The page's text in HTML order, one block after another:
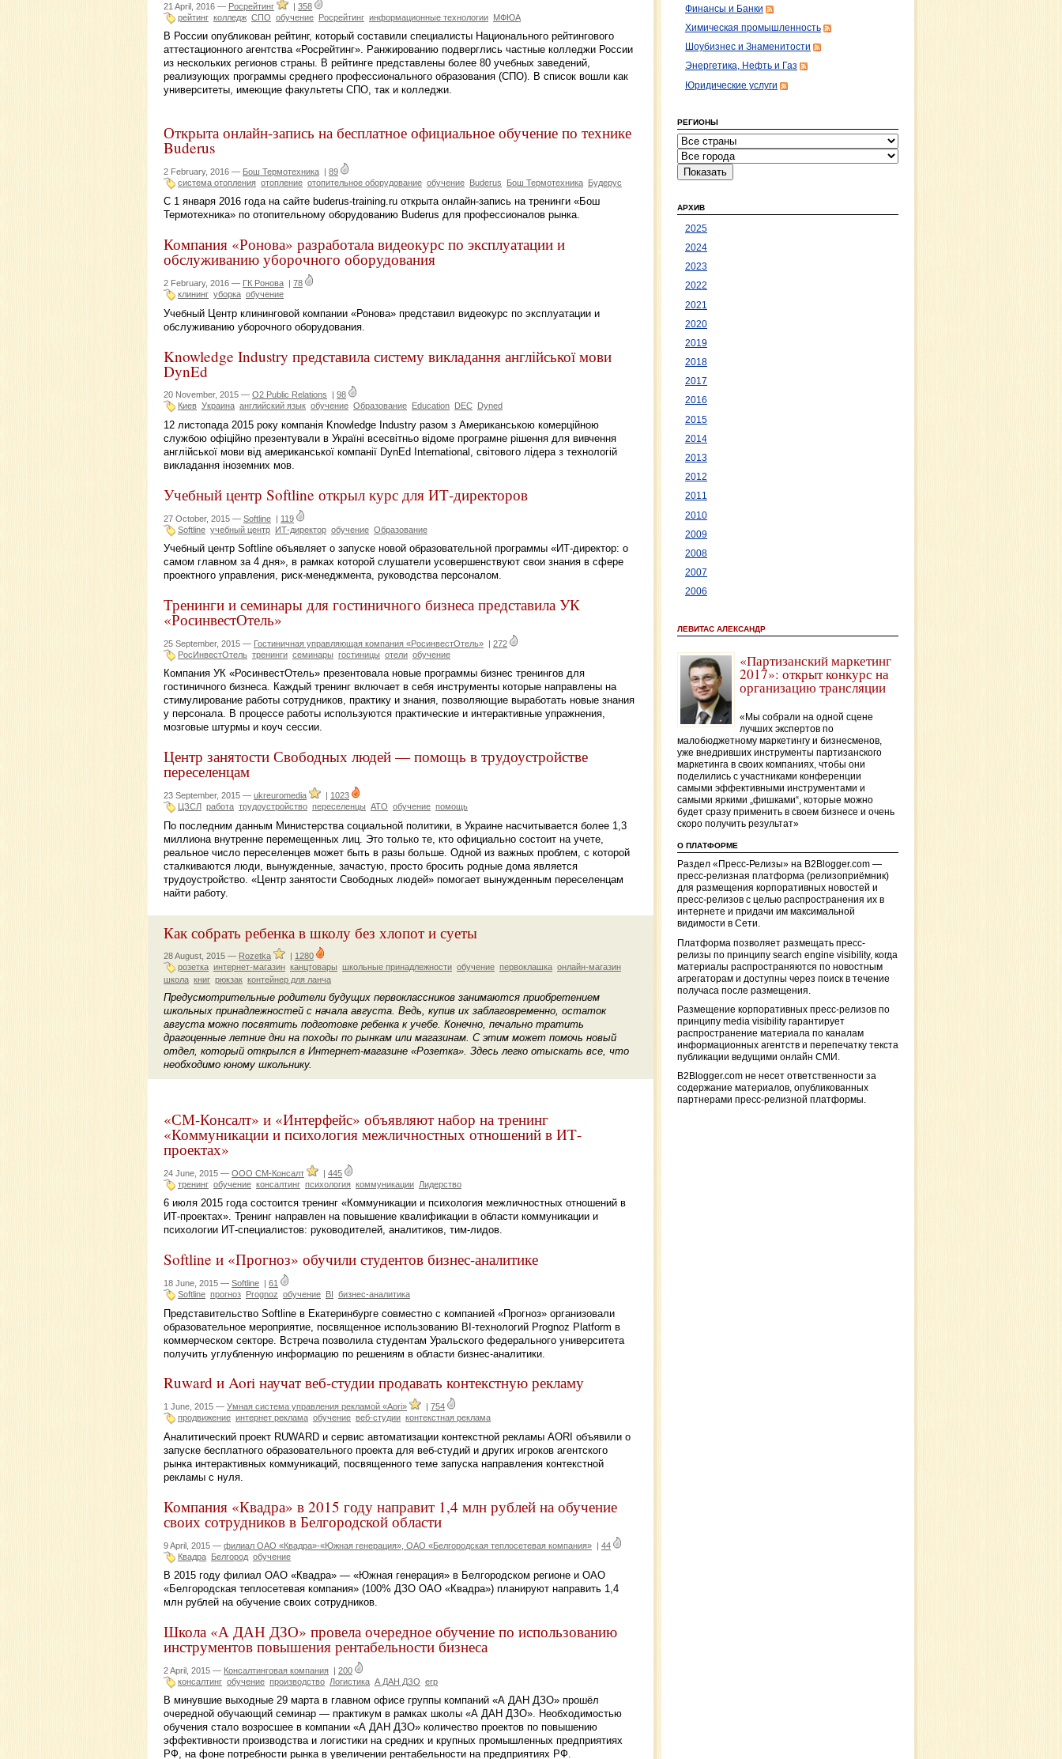
21 April, 2016 — Росрейтинг | 358
рейтинг колледж СПО обучение Росрейтинг информационные технологии МФЮА
В России опубликован рейтинг, который составили специалисты Национального рейтингового
аттестационного агентства «Росрейтинг». Ранжированию подверглись частные колледжи России
из нескольких регионов страны. В рейтинге представлены более 80 учебных заведений,
реализующих программы среднего профессионального образования (СПО). В список вошли как
университеты, имеющие факультеты СПО, так и колледжи.
Открыта онлайн-запись на бесплатное официальное обучение по технике
Buderus
2 February, 2016 — Бош Термотехника | 89
система отопления отопление отопительное оборудование обучение Buderus Бош Термотехника Будерус
С 1 января 2016 года на сайте buderus-training.ru открыта онлайн-запись на тренинги «Бош
Термотехника» по отопительному оборудованию Buderus для профессионалов рынка.
Компания «Ронова» разработала видеокурс по эксплуатации и
обслуживанию уборочного оборудования
2 February, 2016 — ГК Ронова | 78
клининг уборка обучение
Учебный Центр клининговой компании «Ронова» представил видеокурс по эксплуатации и
обслуживанию уборочного оборудования.
Knowledge Industry представила систему викладання англійської мови
DynEd
20 November, 2015 — O2 Public Relations
98
Киев Украина английский язык обучение Образование Education DEC Dyned
12 листопада 2015 року компанія Knowledge Industry разом з Американською комерційною
службою офіційно презентували в Україні всесвітньо відоме програмне рішення для вивчення
англійської мови від американської компанії DynEd International, світового лідера з технологій
викладання іноземних мов.
Учебный центр Softline открыл курс для ИТ-директоров
27 October, 2015 — Softline | 119
Softline учебный центр ИТ-директор обучение Образование
Учебный центр Softline объявляет о запуске новой образовательной программы «ИТ-директор: о
самом главном за 4 дня», в рамках которой слушатели усовершенствуют свои знания в сфере
проектного управления, риск-менеджмента, руководства персоналом.
Тренинги и семинары для гостиничного бизнеса представила УК
«РосинвестОтель»
25 September, 2015 — Гостиничная управляющая компания «РосинвестОтель» | 272
РосИнвестОтель тренинги семинары гостиницы отели обучение
Компания УК «РосинвестОтель» презентовала новые программы бизнес тренингов для
гостиничного бизнеса. Каждый тренинг включает в себя инструменты которые направлены на
стимулирование работы сотрудников, практику и знания, позволяющие выработать новые знания
у персонала. В процессе работы используются практические и интерактивные упражнения,
мозговые штурмы и коуч сессии.
Центр занятости Свободных людей — помощь в трудоустройстве
переселенцам
23 September, 2015 — ukreuromedia
1023
ЦЗСЛ работа трудоустройство переселенцы АТО обучение помощь
По последним данным Министерства социальной политики, в Украине насчитывается более 1,3
миллиона внутренне перемещенных лиц. Это только те, кто официально состоит на учете,
реальное число переселенцев может быть в разы больше. Одной из важных проблем, с которой
сталкиваются люди, вынужденные, зачастую, просто бросить родные дома является
трудоустройство. «Центр занятости Свободных людей» помогает вынужденным переселенцам
найти работу.
Как собрать ребенка в школу без хлопот и суеты
28 August, 2015 — Rozetka
1280
розетка интернет-магазин канцтовары школьные принадлежности обучение первоклашка онлайн-магазин
школа книг рюкзак контейнер для ланча
Предусмотрительные родители будущих первоклассников занимаются приобретением
школьных принадлежностей с начала августа. Ведь, купив их заблаговременно, остаток
августа можно посвятить подготовке ребенка к учебе. Конечно, печально тратить
драгоценные летние дни на походы по рынкам или магазинам. С этим может помочь новый
отдел, который открылся в Интернет-магазине «Розетка». Здесь легко отыскать все, что
необходимо юному школьнику.
«СМ-Консалт» и «Интерфейс» объявляют набор на тренинг
«Коммуникации и психология межличностных отношений в ИТ-
проектах»
24 June, 2015 — ООО СМ-Консалт | 445
тренинг обучение консалтинг психология коммуникации Лидерство
6 июля 2015 года состоится тренинг «Коммуникации и психология межличностных отношений в
ИТ-проектах». Тренинг направлен на повышение квалификации в области коммуникации и
психологии ИТ-специалистов: руководителей, аналитиков, тим-лидов.
Softline и «Прогноз» обучили студентов бизнес-аналитике
18 June, 2015 — Softline | 61
Softline прогноз Prognoz обучение BI бизнес-аналитика
Представительство Softline в Екатеринбурге совместно с компанией «Прогноз» организовали
образовательное мероприятие, посвященное использованию BI-технологий Prognoz Platform в
коммерческом секторе. Встреча позволила студентам Уральского федерального университета
получить углубленную информацию по решениям в области бизнес-аналитики.
Ruward и Aori научат веб-студии продавать контекстную рекламу
1 June, 2015 — Умная система управления рекламой «Aori»
754
продвижение интернет реклама обучение веб-студии контекстная реклама
Аналитический проект RUWARD и сервис автоматизации контекстной рекламы AORI объявили о
запуске бесплатного образовательного проекта для веб-студий и других игроков агентского
рынка интерактивных коммуникаций, посвященного теме запуска направления контекстной
рекламы с нуля.
Компания «Квадра» в 2015 году направит 1,4 млн рублей на обучение
своих сотрудников в Белгородской области
9 April, 2015 — филиал ОАО «Квадра»-«Южная генерация», ОАО «Белгородская теплосетевая компания» | 44
Квадра Белгород обучение
В 2015 году филиал ОАО «Квадра» — «Южная генерация» в Белгородском регионе и ОАО
«Белгородская теплосетевая компания» (100% ДЗО ОАО «Квадра») планируют направить 1,4
млн рублей на обучение своих сотрудников.
Школа «А ДАН ДЗО» провела очередное обучение по использованию
инструментов повышения рентабельности бизнеса
2 April, 2015 — Консалтинговая компания | 200
консалтинг обучение производство Логистика А ДАН ДЗО erp
В минувшие выходные 29 марта в главном офисе группы компаний «А ДАН ДЗО» прошёл
очередной обучающий семинар — практикум в рамках школы «А ДАН ДЗО». Необходимостью
обучения стало возросшее в компании «А ДАН ДЗО» количество проектов по повышению
эффективности производства и логистики на средних и крупных промышленных предприятиях
РФ, на фоне потребности рынка в увеличении рентабельности на предприятиях РФ.
Финансы и Банки
Химическая промышленность
Шоубизнес и Знаменитости
Энергетика, Нефть и Газ
Юридические услуги
РЕГИОНЫ
АРХИВ
2025
2024
2023
2022
2021
2020
2019
2018
2017
2016
2015
2014
2013
2012
2011
2010
2009
2008
2007
2006
ЛЕВИТАС АЛЕКСАНДР
«Партизанский маркетинг
2017»: открыт конкурс на
организацию трансляции
«Мы собрали на одной сцене
лучших экспертов по
малобюджетному маркетингу и бизнесменов,
уже внедривших инструменты партизанского
маркетинга в своих компаниях, чтобы они
поделились с участниками конференции
самыми эффективными инструментами и
самыми яркими „фишками“, которые можно
будет сразу применить в своем бизнесе и очень
скоро получить результат»
О ПЛАТФОРМЕ
Раздел «Пресс-Релизы» на B2Blogger.com —
пресс-релизная платформа (релизоприёмник)
для размещения корпоративных новостей и
пресс-релизов с целью распространения их в
интернете и придачи им максимальной
видимости в Сети.
Платформа позволяет размещать пресс-
релизы по принципу search engine visibility, когда
материалы распространяются по новостным
агрегаторам и доступны через поиск в течение
получаса после размещения.
Размещение корпоративных пресс-релизов по
принципу media visibility гарантирует
распространение материала по каналам
информационных агентств и перепечатку текста
публикации ведущими онлайн СМИ.
B2Blogger.com не несет ответственности за
содержание материалов, опубликованных
партнерами пресс-релизной платформы.